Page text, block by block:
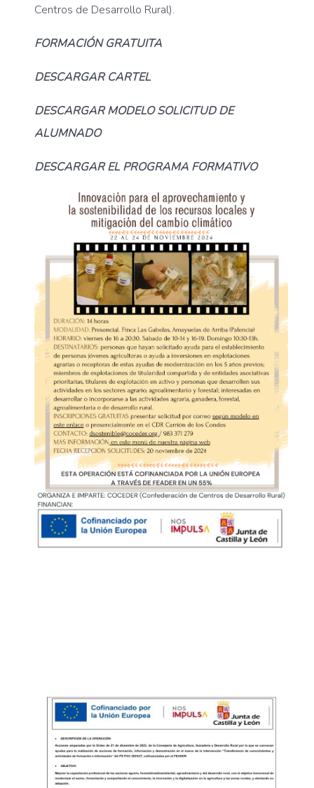
Centros de Desarrollo Rural).
FORMACIÓN GRATUITA
DESCARGAR CARTEL
DESCARGAR MODELO SOLICITUD DE
ALUMNADO
DESCARGAR EL PROGRAMA FORMATIVO